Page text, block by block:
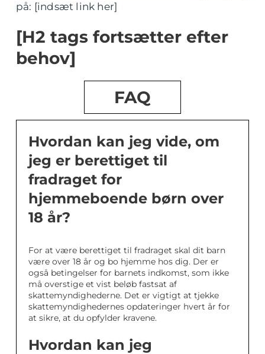
på: [indsæt link her]
[H2 tags fortsætter efter
behov]
FAQ
Hvordan kan jeg vide, om
jeg er berettiget til
fradraget for
hjemmeboende børn over
18 år?
For at være berettiget til fradraget skal dit barn
være over 18 år og bo hjemme hos dig. Der er
også betingelser for barnets indkomst, som ikke
må overstige et vist beløb fastsat af
skattemyndighederne. Det er vigtigt at tjekke
skattemyndighedernes opdateringer hvert år for
at sikre, at du opfylder kravene.
Hvordan kan jeg